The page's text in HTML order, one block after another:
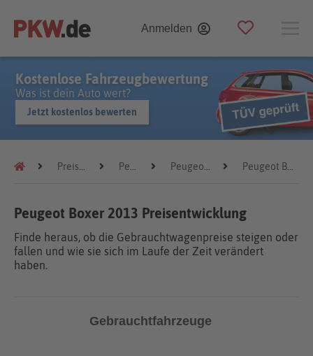
Anmelden
Kostenlose Fahrzeugbewertung
Was ist dein Auto wert?
Jetzt kostenlos bewerten
Preistrends Peugeot Peugeot Boxer Peugeot Boxer 2013
Peugeot Boxer 2013 Preisentwicklung
Finde heraus, ob die Gebrauchtwagenpreise steigen oder
fallen und wie sie sich im Laufe der Zeit verändert
haben.
Gebrauchtfahrzeuge